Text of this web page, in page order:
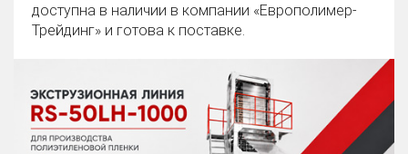
доступна в наличии в компании «Европолимер-
Трейдинг» и готова к поставке.